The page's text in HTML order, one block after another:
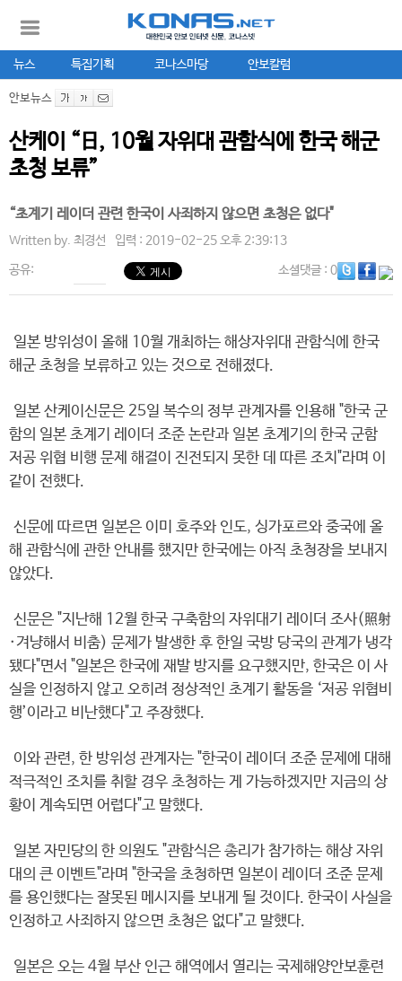
뉴스 특집기획 코나스마당 안보칼럼
안보뉴스
산케이 “日, 10월 자위대 관함식에 한국 해군
초청 보류”
“초계기 레이더 관련 한국이 사죄하지 않으면 초청은 없다"
Written by. 최경선 입력 : 2019-02-25 오후 2:39:13
공유: 소셜댓글: 0
일본 방위성이 올해 10월 개최하는 해상자위대 관함식에 한국
해군 초청을 보류하고 있는 것으로 전해졌다.
일본 산케이신문은 25일 복수의 정부 관계자를 인용해 "한국 군
함의 일본 초계기 레이더 조준 논란과 일본 초계기의 한국 군함
저공 위협 비행 문제 해결이 진전되지 못한 데 따른 조치"라며 이
같이 전했다.
신문에 따르면 일본은 이미 호주와 인도, 싱가포르와 중국에 올
해 관함식에 관한 안내를 했지만 한국에는 아직 초청장을 보내지
않았다.
신문은 "지난해 12월 한국 구축함의 자위대기 레이더 조사(照射
·겨냥해서 비춤) 문제가 발생한 후 한일 국방 당국의 관계가 냉각
됐다"면서 "일본은 한국에 재발 방지를 요구했지만, 한국은 이 사
실을 인정하지 않고 오히려 정상적인 초계기 활동을 ‘저공 위협비
행’이라고 비난했다"고 주장했다.
이와 관련, 한 방위성 관계자는 "한국이 레이더 조준 문제에 대해
적극적인 조치를 취할 경우 초청하는 게 가능하겠지만 지금의 상
황이 계속되면 어렵다"고 말했다.
일본 자민당의 한 의원도 "관함식은 총리가 참가하는 해상 자위
대의 큰 이벤트"라며 "한국을 초청하면 일본이 레이더 조준 문제
를 용인했다는 잘못된 메시지를 보내게 될 것이다. 한국이 사실을
인정하고 사죄하지 않으면 초청은 없다"고 말했다.
일본은 오는 4월 부산 인근 해역에서 열리는 국제해양안보훈련